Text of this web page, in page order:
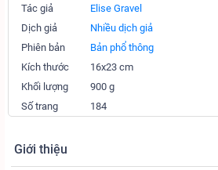
Tác giả
Elise Gravel
Dịch giả
Nhiều dịch giả
Phiên bản
Bản phổ thông
Kích thước
16x23 cm
Khối lượng
900 g
Số trang
184
Giới thiệu